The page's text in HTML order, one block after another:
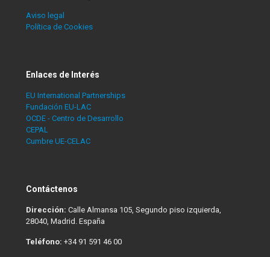
Aviso legal
Política de Cookies
Enlaces de Interés
EU International Partnerships
Fundación EU-LAC
OCDE - Centro de Desarrollo
CEPAL
Cumbre UE-CELAC
Contáctenos
Dirección: Calle Almansa 105, Segundo piso izquierda,
28040, Madrid. España
Teléfono: +34 91 591 46 00